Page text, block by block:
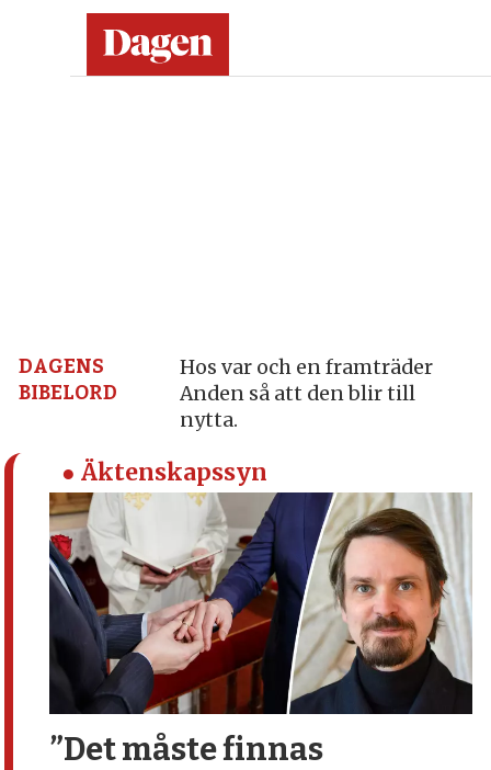
grund
–
nyheter,
debatt,
kultur
DAGENS
BIBELORD
Hos var och en framträder
Anden så att den blir till
nytta.
● Äktenskapssyn
”Det måste finnas